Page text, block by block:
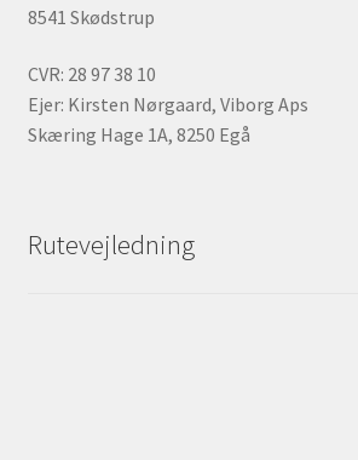
8541 Skødstrup
CVR: 28 97 38 10
Ejer: Kirsten Nørgaard, Viborg Aps
Skæring Hage 1A, 8250 Egå
Rutevejledning